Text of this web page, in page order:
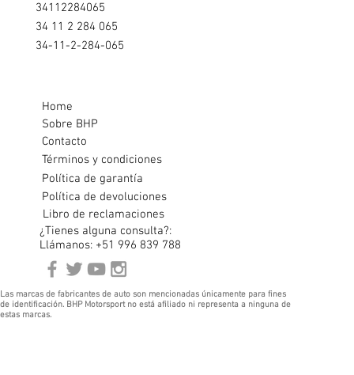
34112284065
34 11 2 284 065
34-11-2-284-065
Home
Sobre BHP
Contacto
Términos y condiciones
Política de garantía
Política de devoluciones
Libro de reclamaciones
¿Tienes alguna consulta?:
Llámanos: +51 996 839 788
Las marcas de fabricantes de auto son mencionadas únicamente para fines
de identificación. BHP Motorsport no está afiliado ni representa a ninguna de
estas marcas.